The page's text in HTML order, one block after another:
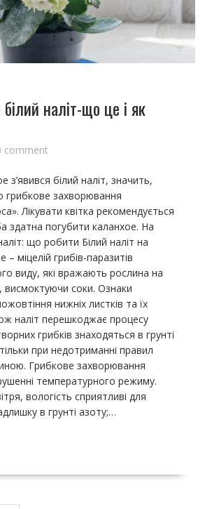
наліт-що це і як
comment
з’явився білий наліт, значить,
грибкове захворювання
Лікувати квітка рекомендується
здатна погубити каланхое. На
що робити Білий наліт на
– міцелій грибів-паразитів
виду, які вражають рослина на
висмоктуючи соки. Ознаки
нижніх листків та їх
наліт перешкоджає процесу
грибків знаходяться в грунті
при недотриманні правил
Грибкове захворювання
температурного режиму.
вологість сприятливі для
в грунті азоту;…